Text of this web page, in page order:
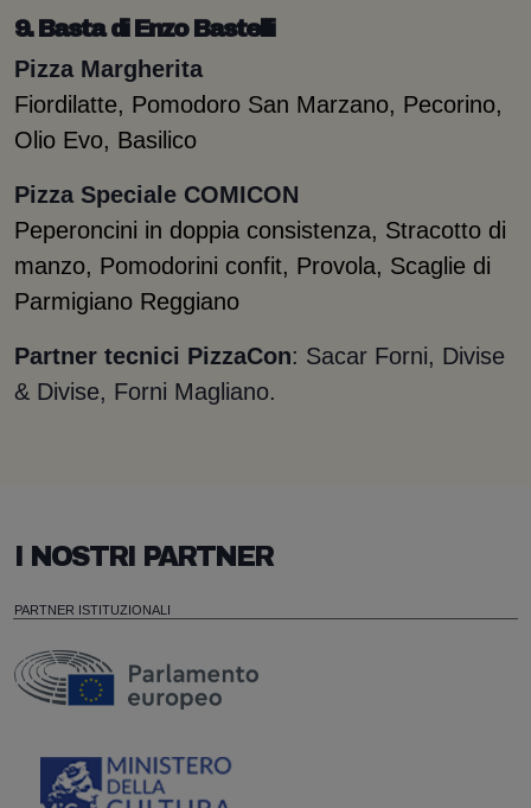
9. Basta di Enzo Bastelli
Pizza Margherita
Fiordilatte, Pomodoro San Marzano, Pecorino,
Olio Evo, Basilico
Pizza Speciale COMICON
Peperoncini in doppia consistenza, Stracotto di
manzo, Pomodorini confit, Provola, Scaglie di
Parmigiano Reggiano
Partner tecnici PizzaCon: Sacar Forni, Divise
& Divise, Forni Magliano.
I NOSTRI PARTNER
PARTNER ISTITUZIONALI